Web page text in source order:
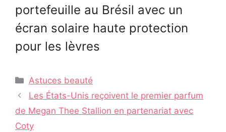
portefeuille au Brésil avec un
écran solaire haute protection
pour les lèvres
Catégories
Astuces beauté
Navigation
des
articles
Les États-Unis reçoivent le premier parfum
de Megan Thee Stallion en partenariat avec
Coty